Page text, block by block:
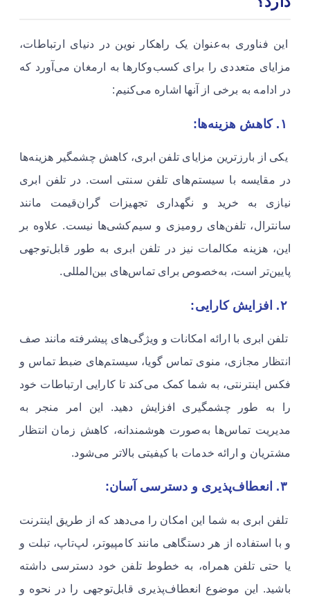
این فناوری به‌عنوان یک راهکار نوین در دنیای ارتباطات،
مزایای متعددی را برای کسب‌وکارها به ارمغان می‌آورد که
در ادامه به برخی از آنها اشاره می‌کنیم:
یکی از بارزترین مزایای تلفن ابری، کاهش چشمگیر هزینه‌ها
در مقایسه با سیستم‌های تلفن سنتی است. در تلفن ابری
نیازی به خرید و نگهداری تجهیزات گران‌قیمت مانند
سانترال، تلفن‌های رومیزی و سیم‌کشی‌ها نیست. علاوه بر
این، هزینه مکالمات نیز در تلفن ابری به طور قابل‌توجهی
پایین‌تر است، به‌خصوص برای تماس‌های بین‌المللی.
تلفن ابری با ارائه امکانات و ویژگی‌های پیشرفته مانند صف
انتظار مجازی، منوی تماس گویا، سیستم‌های ضبط تماس و
فکس اینترنتی، به شما کمک می‌کند تا کارایی ارتباطات خود
را به طور چشمگیری افزایش دهید. این امر منجر به
مدیریت تماس‌ها به‌صورت هوشمندانه، کاهش زمان انتظار
مشتریان و ارائه خدمات با کیفیتی بالاتر می‌شود.
تلفن ابری به شما این امکان را می‌دهد که از طریق اینترنت
و با استفاده از هر دستگاهی مانند کامپیوتر، لپ‌تاپ، تبلت و
یا حتی تلفن همراه، به خطوط تلفن خود دسترسی داشته
باشید. این موضوع انعطاف‌پذیری قابل‌توجهی را در نحوه و